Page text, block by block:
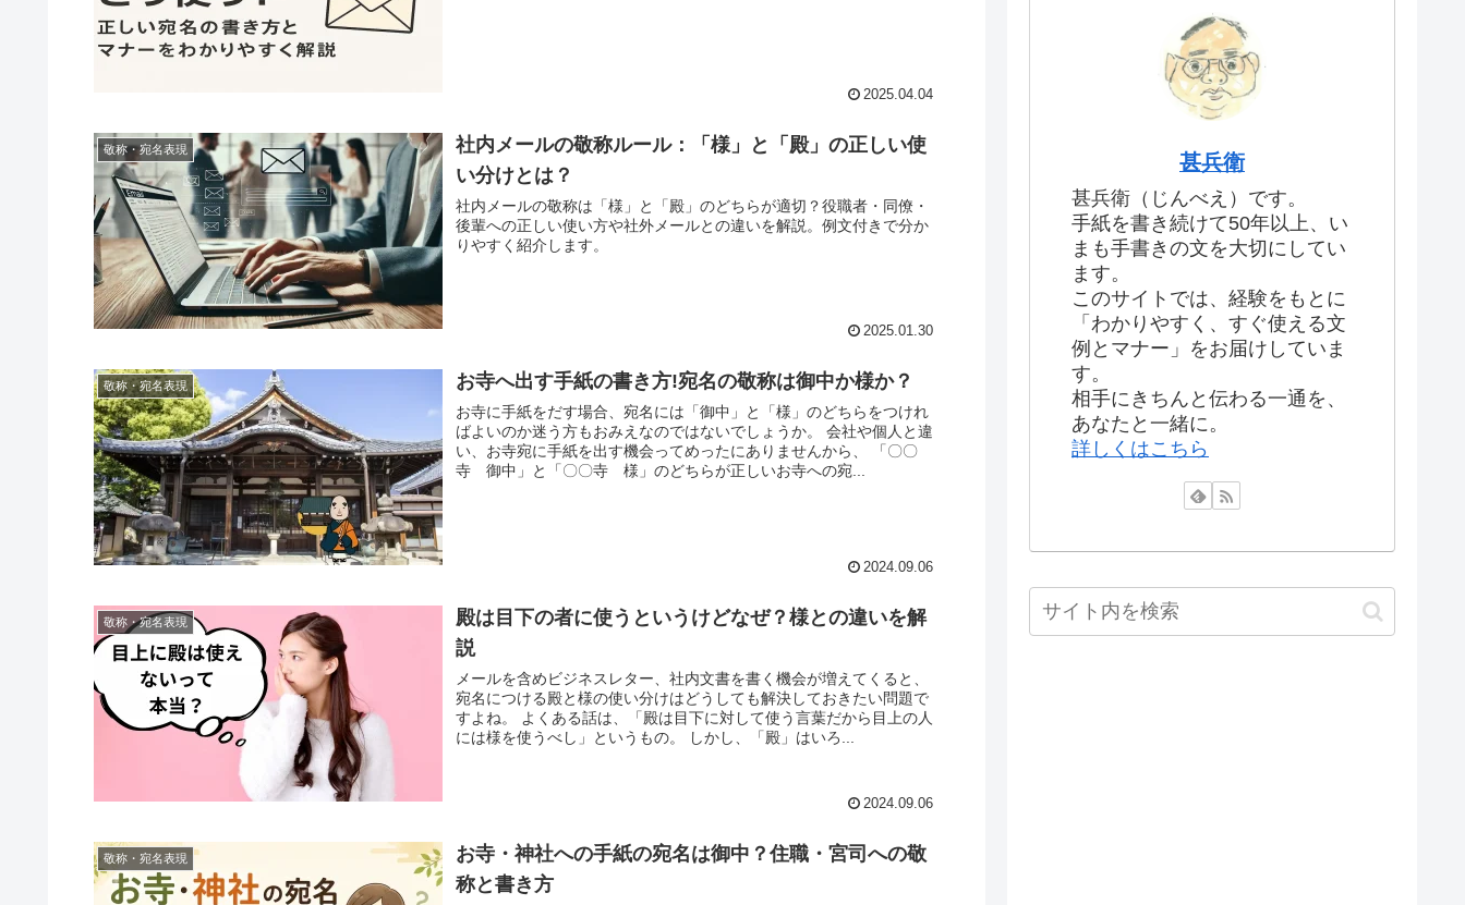
2025.04.04
敬称・宛名表現
社内メールの敬称ルール：「様」と「殿」の正しい使
い分けとは？
社内メールの敬称は「様」と「殿」のどちらが適切？役職者・同僚・
後輩への正しい使い方や社外メールとの違いを解説。例文付きで分か
りやすく紹介します。
2025.01.30
敬称・宛名表現 お寺へ出す手紙の書き方!宛名の敬称は御中か様か？
お寺に手紙をだす場合、宛名には「御中」と「様」のどちらをつけれ
ばよいのか迷う方もおみえなのではないでしょうか。 会社や個人と違
い、お寺宛に手紙を出す機会ってめったにありませんから、 「〇〇
寺 御中」と「〇〇寺 様」のどちらが正しいお寺への宛...
2024.09.06
敬称・宛名表現
殿は目下の者に使うというけどなぜ？様との違いを解
説
メールを含めビジネスレター、社内文書を書く機会が増えてくると、
宛名につける殿と様の使い分けはどうしても解決しておきたい問題で
すよね。 よくある話は、「殿は目下に対して使う言葉だから目上の人
には様を使うべし」というもの。 しかし、「殿」はいろ...
2024.09.06
敬称・宛名表現
お寺・神社への手紙の宛名は御中？住職・宮司への敬
称と書き方
甚兵衛
甚兵衛（じんべえ）です。
手紙を書き続けて50年以上、い
まも手書きの文を大切にしてい
ます。
このサイトでは、経験をもとに
「わかりやすく、すぐ使える文
例とマナー」をお届けしていま
す。
相手にきちんと伝わる一通を、
あなたと一緒に。
詳しくはこちら